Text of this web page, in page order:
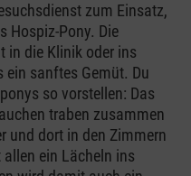
zum Einsatz,
Hospiz-Pony. Die
in die Klinik oder ins
ein sanftes Gemüt. Du
so vorstellen: Das
traben zusammen
und dort in den Zimmern
ein Lächeln ins